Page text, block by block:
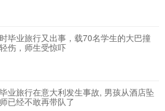
毕业旅行又出事，载70名学生的大巴撞
伤，师生受惊吓
业旅行在意大利发生事故, 男孩从酒店坠
已经不敢再带队了